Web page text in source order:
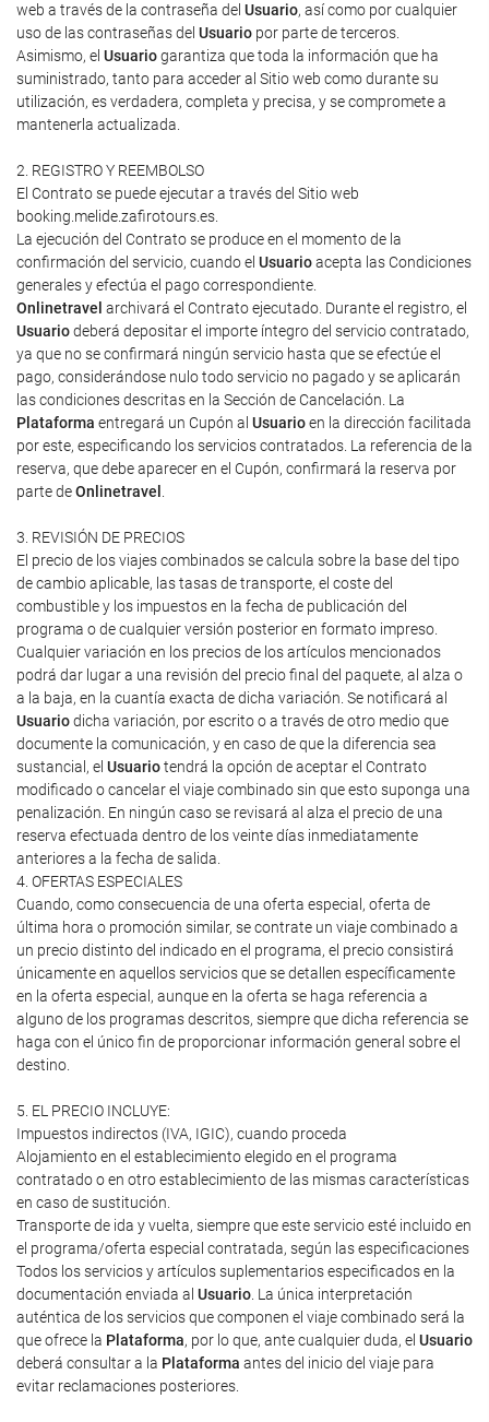
web a través de la contraseña del Usuario, así como por cualquier
uso de las contraseñas del Usuario por parte de terceros.
Asimismo, el Usuariogarantiza que toda la información que ha
suministrado, tanto para acceder al Sitio web como durante su
utilización, es verdadera, completa y precisa, y se compromete a
mantenerla actualizada.
2. REGISTRO Y REEMBOLSO
El Contrato se puede ejecutar a través del Sitio web
booking.melide.zafirotours.es.
La ejecución del Contrato se produce en el momento de la
confirmación del servicio, cuando el Usuarioacepta las Condiciones
generales y efectúa el pago correspondiente.
Onlinetravel archivará el Contrato ejecutado. Durante el registro, el
Usuariodeberá depositar el importe íntegro del servicio contratado,
ya que no se confirmará ningún servicio hasta que se efectúe el
pago, considerándose nulo todo servicio no pagado y se aplicarán
las condiciones descritas en la Sección de Cancelación. La
Plataforma entregará un Cupón al Usuarioen la dirección facilitada
por este, especificando los servicios contratados. La referencia de la
reserva, que debe aparecer en el Cupón, confirmará la reserva por
parte deOnlinetravel
3. REVISIÓN DE PRECIOS
El precio de los viajes combinados se calcula sobre la base del tipo
de cambio aplicable, las tasas de transporte, el coste del
combustible y los impuestos en la fecha de publicación del
programa o de cualquier versión posterior en formato impreso.
Cualquier variación en los precios de los artículos mencionados
podrá dar lugar a una revisión del precio final del paquete, al alza o
a la baja, en la cuantía exacta de dicha variación. Se notificará al
Usuariodicha variación, por escrito o a través de otro medio que
documente la comunicación, y en caso de que la diferencia sea
sustancial, el Usuariotendrá la opción de aceptar el Contrato
modificado o cancelar el viaje combinado sin que esto suponga una
penalización. En ningún caso se revisará al alza el precio de una
reserva efectuada dentro de los veinte días inmediatamente
anteriores a la fecha de salida.
4. OFERTAS ESPECIALES
Cuando, como consecuencia de una oferta especial, oferta de
última hora o promoción similar, se contrate un viaje combinado a
un precio distinto del indicado en el programa, el precio consistirá
únicamente en aquellos servicios que se detallen específicamente
en la oferta especial, aunque en la oferta se haga referencia a
alguno de los programas descritos, siempre que dicha referencia se
haga con el único fin de proporcionar información general sobre el
destino.
5. EL PRECIO INCLUYE:
Impuestos indirectos (IVA, IGIC), cuando proceda
Alojamiento en el establecimiento elegido en el programa
contratado o en otro establecimiento de las mismas características
en caso de sustitución.
Transporte de ida y vuelta, siempre que este servicio esté incluido en
el programa/oferta especial contratada, según las especificaciones
Todos los servicios y artículos suplementarios especificados en la
documentación enviada al Usuario . La única interpretación
auténtica de los servicios que componen el viaje combinado será la
que ofrece la Plataforma, por lo que, ante cualquier duda, el Usuario
deberá consultar a la Plataforma antes del inicio del viaje para
evitar reclamaciones posteriores.